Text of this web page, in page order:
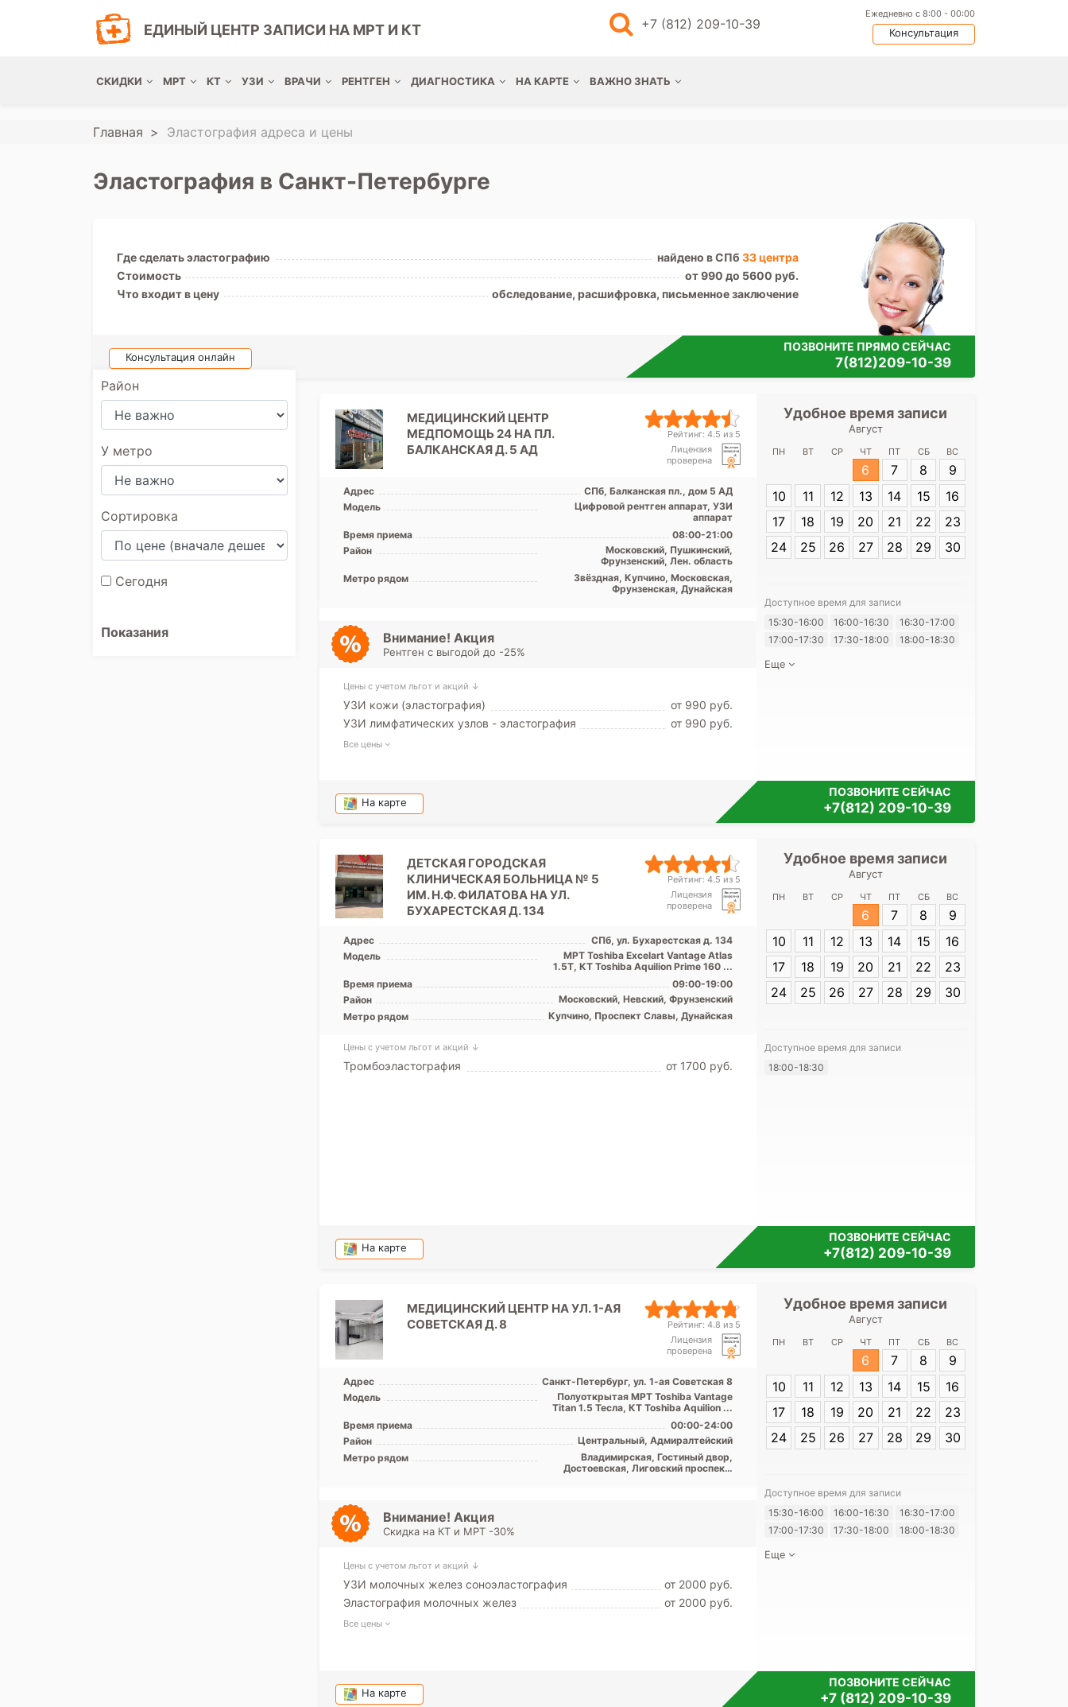
ЕДИНЫЙ ЦЕНТР ЗАПИСИ НА МРТ И КТ +7 (812) 209-10-39
Ежедневно с 8:00 - 00:00
Консультация
СКИДКИ МРТ КТ УЗИ ВРАЧИ РЕНТГЕН ДИАГНОСТИКА НА КАРТЕ ВАЖНО ЗНАТЬ
Главная Эластография адреса и цены
Эластография в Санкт-Петербурге
Где сделать эластографию найдено в СПб 33 центра
Стоимость
от 990 до 5600 руб.
Что входит в цену
обследование, расшифровка, письменное заключение
Консультация онлайн
ПОЗВОНИТЕ ПРЯМО СЕЙЧАС
7(812)209-10-39
Район
У метро
Сортировка
Сегодня
Показания
МЕДИЦИНСКИЙ ЦЕНТР
МЕДПОМОЩЬ 24 НА ПЛ.
БАЛКАНСКАЯ Д. 5 АД
Рейтинг: 4.5 из 5
Лицензия
проверена
Адрес
СПб, Балканская пл., дом 5 АД
Модель
Цифровой рентген аппарат, УЗИ
аппарат
Время приема
08:00-21:00
Район
Московский, Пушкинский,
Фрунзенский, Лен. область
Метро рядом
Звёздная, Купчино, Московская,
Фрунзенская, Дунайская
Внимание! Акция
Рентген с выгодой до -25%
Цены с учетом льгот и акций ↓
УЗИ кожи (эластография)
от 990 pуб.
УЗИ лимфатических узлов - эластография
от 990 pуб.
Все цены
Удобное время записи
Август
ПН ВТ СР ЧТ ПТ СБ ВС
6 7 8
9
10
11 12 13 14 15
16
17
18 19 20 21 22
23
24
25 26 27 28 29 30
Доступное время для записи
15:30-16:00
16:00-16:30
16:30-17:00
17:00-17:30
17:30-18:00 18:00-18:30
Еще
На карте
ПОЗВОНИТЕ СЕЙЧАС
+7(812) 209-10-39
ДЕТСКАЯ ГОРОДСКАЯ
КЛИНИЧЕСКАЯ БОЛЬНИЦА № 5
ИМ. Н.Ф. ФИЛАТОВА НА УЛ.
БУХАРЕСТСКАЯ Д. 134
Рейтинг: 4.5 из 5
Лицензия
проверена
Адрес
СПб, ул. Бухарестская д. 134
Модель
МРТ Toshiba Excelart Vantage Atlas
1.5Т, КТ Toshiba Aquilion Prime 160 ...
Время приема
09:00-19:00
Район
Московский, Невский, Фрунзенский
Метро рядом
Купчино, Проспект Славы, Дунайская
Цены с учетом льгот и акций ↓
Тромбоэластография от 1700 pуб.
Удобное время записи
Август
ПН ВТ СР ЧТ ПТ СБ ВС
6 7 8
9
10
11 12 13 14 15
16
17
18 19 20 21 22
23
24
25 26 27 28 29 30
Доступное время для записи
18:00-18:30
На карте
ПОЗВОНИТЕ СЕЙЧАС
+7(812) 209-10-39
МЕДИЦИНСКИЙ ЦЕНТР НА УЛ. 1-АЯ
СОВЕТСКАЯ Д. 8
Рейтинг: 4.8 из 5
Лицензия
проверена
Адрес
Санкт-Петербург, ул. 1-ая Советская 8
Модель
Полуоткрытая МРТ Toshiba Vantage
Titan 1.5 Тесла, КТ Toshiba Aquilion ...
Время приема
00:00-24:00
Район
Центральный, Адмиралтейский
Метро рядом
Владимирская, Гостиный двор,
Достоевская, Лиговский проспект,
Внимание! Акция
Скидка на КТ и МРТ -30%
Цены с учетом льгот и акций ↓
УЗИ молочных желез соноэластография
от 2000 pуб.
Эластография молочных желез
от 2000 pуб.
Все цены
Удобное время записи
Август
ПН ВТ СР ЧТ ПТ СБ ВС
6 7 8
9
10
11 12 13 14 15
16
17
18 19 20 21 22
23
24
25 26 27 28 29 30
Доступное время для записи
15:30-16:00
16:00-16:30
16:30-17:00
17:00-17:30
17:30-18:00 18:00-18:30
Еще
На карте
ПОЗВОНИТЕ СЕЙЧАС
+7 (812) 209-10-39